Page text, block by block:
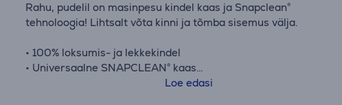
Rahu, pudelil on masinpesu kindel kaas ja Snapclean®
tehnoloogia! Lihtsalt võta kinni ja tõmba sisemus välja.
• 100% loksumis- ja lekkekindel
• Universaalne SNAPCLEAN® kaas
• Nõudepesumasinas pestav kaas
Loe edasi